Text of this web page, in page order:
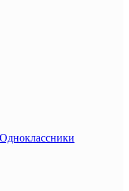
Одноклассники